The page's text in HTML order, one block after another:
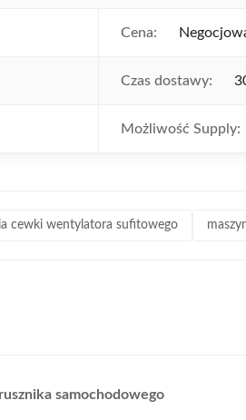
Cena:
Czas dostawy:
Możliwość Supply:
cewki wentylatora sufitowego
samochodowego